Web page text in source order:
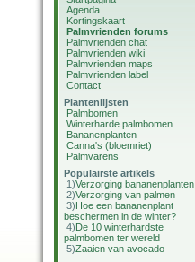
Agenda
Kortingskaart
Palmvrienden forums
Palmvrienden chat
Palmvrienden wiki
Palmvrienden maps
Palmvrienden label
Contact
Plantenlijsten
Palmbomen
Winterharde palmbomen
Bananenplanten
Canna's (bloemriet)
Palmvarens
Populairste artikels
1)Verzorging bananenplanten
2)Verzorging van palmen
3)Hoe een bananenplant
beschermen in de winter?
4)De 10 winterhardste
palmbomen ter wereld
5)Zaaien van avocado